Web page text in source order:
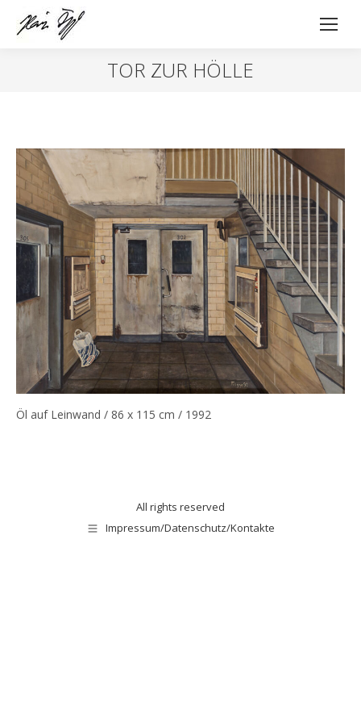
TOR ZUR HÖLLE
Öl auf Leinwand / 86 x 115 cm / 1992
All rights reserved
Impressum/Datenschutz/Kontakte